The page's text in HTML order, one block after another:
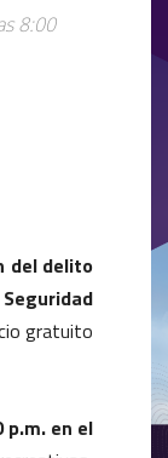
8:00
del delito
gratuito
p.m. en el